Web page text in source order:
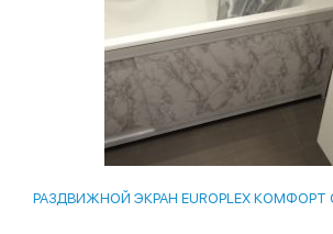
РАЗДВИЖНОЙ ЭКРАН EUROPLEX